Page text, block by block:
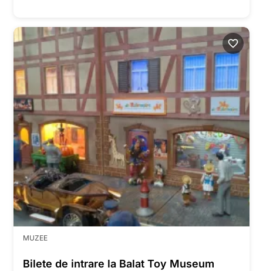
MUZEE
Bilete de intrare la Balat Toy Museum